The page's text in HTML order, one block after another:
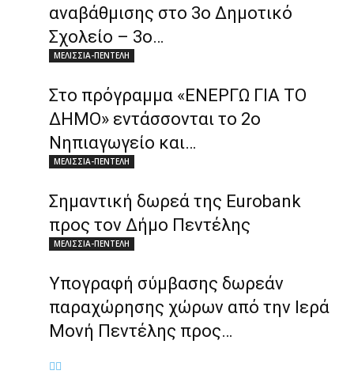
αναβάθμισης στο 3ο Δημοτικό
Σχολείο – 3ο…
ΜΕΛΙΣΣΙΑ-ΠΕΝΤΕΛΗ
Στο πρόγραμμα «ΕΝΕΡΓΩ ΓΙΑ ΤΟ
ΔΗΜΟ» εντάσσονται το 2ο
Νηπιαγωγείο και…
ΜΕΛΙΣΣΙΑ-ΠΕΝΤΕΛΗ
Σημαντική δωρεά της Eurobank
προς τον Δήμο Πεντέλης
ΜΕΛΙΣΣΙΑ-ΠΕΝΤΕΛΗ
Υπογραφή σύμβασης δωρεάν
παραχώρησης χώρων από την Ιερά
Μονή Πεντέλης προς…